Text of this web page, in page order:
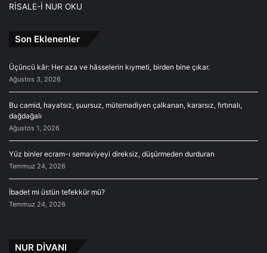
RİSALE-İ NUR OKU
Son Eklenenler
Üçüncü kâr: Her aza ve hâsselerin kıymeti, birden bine çıkar.
Ağustos 3, 2026
Bu camid, hayatsız, şuursuz, mütemadiyen çalkanan, kararsız, fırtınalı,
dağdağalı
Ağustos 1, 2026
Yüz binler ecram-ı semaviyeyi direksiz, düşürmeden durduran
Temmuz 24, 2026
İbadet mi üstün tefekkür mü?
Temmuz 24, 2026
NUR DİVANI